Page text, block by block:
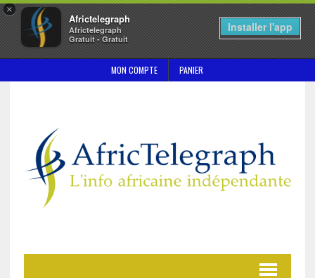
×
Africtelegraph
Africtelegraph
Gratuit - Gratuit
Installer l'app
MON COMPTE PANIER